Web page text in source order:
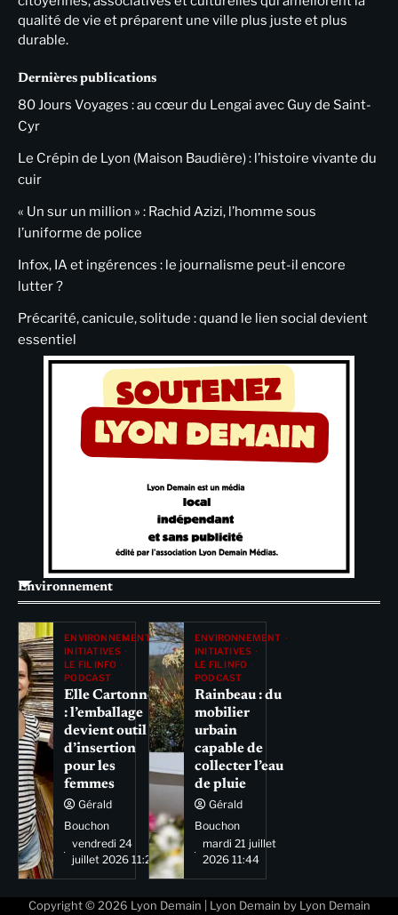
qualité de vie et préparent une ville plus juste et plus
durable.
Dernières publications
80 Jours Voyages : au cœur du Lengai avec Guy de Saint-
Cyr
Le Crépin de Lyon (Maison Baudière) : l’histoire vivante du
cuir
« Un sur un million » : Rachid Azizi, l’homme sous
l’uniforme de police
Infox, IA et ingérences : le journalisme peut-il encore
lutter ?
Précarité, canicule, solitude : quand le lien social devient
essentiel
Environnement
ENVIRONNEMENT
INITIATIVES
LE FIL INFO
PODCAST
Elle Cartonne
: l’emballage
devient outil
d’insertion
pour les
femmes
Gérald
Bouchon
vendredi 24
juillet 2026 11:29
ENVIRONNEMENT
INITIATIVES
LE FIL INFO
PODCAST
Rainbeau : du
mobilier
urbain
capable de
collecter l’eau
de pluie
Gérald
Bouchon
mardi 21 juillet
2026 11:44
Copyright © 2026 Lyon Demain | Lyon Demain by Lyon Demain